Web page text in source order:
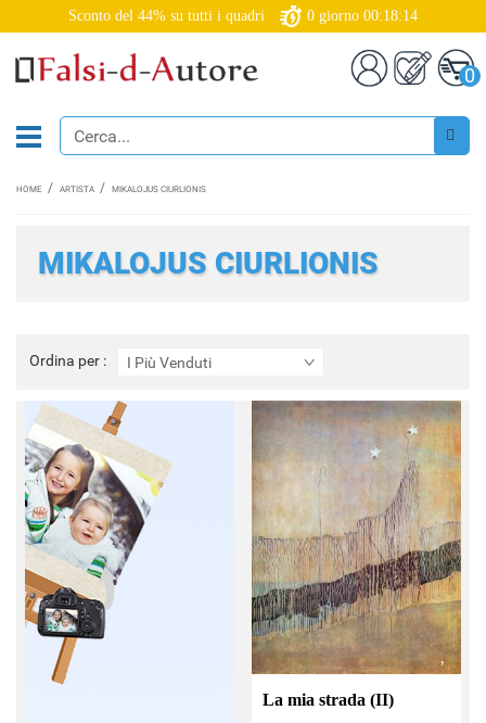
Sconto del 44% su tutti i quadri 0 giorno 00:18:12
0
HOME ARTISTA MIKALOJUS CIURLIONIS
MIKALOJUS CIURLIONIS
Ordina per : I Più Venduti
Ordina
per
La mia strada (II)